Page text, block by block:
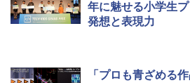
年に魅せる小学生
発想と表現力
「プロも青ざめる